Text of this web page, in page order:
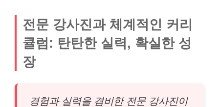
전문 강사진과 체계적인 커리
큘럼: 탄탄한 실력, 확실한 성
장
경험과 실력을 겸비한 전문 강사진이